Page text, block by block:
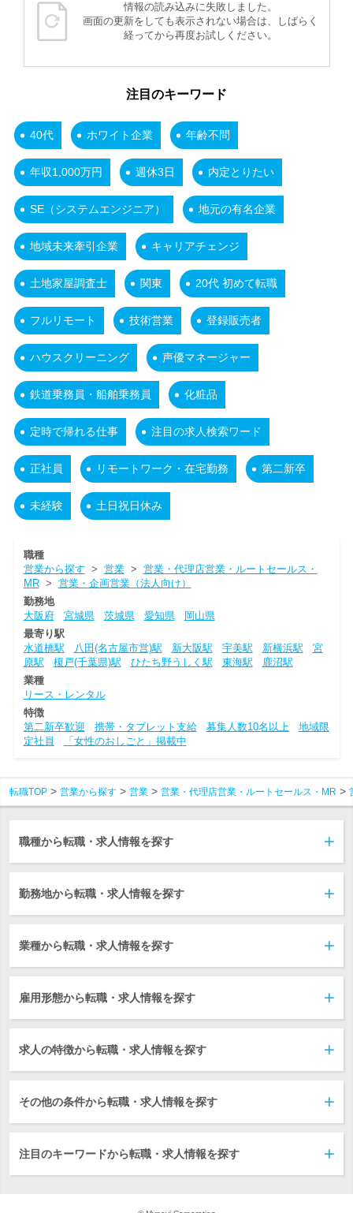
情報の読み込みに失敗しました。
画面の更新をしても表示されない場合は、しばらく
経ってから再度お試しください。
注目のキーワード
40代 ホワイト企業 年齢不問
年収1,000万円 週休3日 内定とりたい
SE（システムエンジニア） 地元の有名企業
地域未来牽引企業 キャリアチェンジ
土地家屋調査士 関東 20代 初めて転職
フルリモート 技術営業 登録販売者
ハウスクリーニング 声優マネージャー
鉄道乗務員・船舶乗務員 化粧品
定時で帰れる仕事 注目の求人検索ワード
正社員 リモートワーク・在宅勤務 第二新卒
未経験 土日祝日休み
職種
営業から探す > 営業> 営業・代理店営業・ルートセールス・
MR> 営業・企画営業（法人向け）
勤務地
大阪府
宮城県 茨城県 愛知県
岡山県
最寄り駅
水道橋駅
八田(名古屋市営)駅 新大阪駅 宇美駅 新横浜駅
宮
原駅
榎戸(千葉県)駅 ひたち野うしく駅 東海駅
鹿沼駅
業種
リース・レンタル
特徴
第二新卒歓迎
携帯・タブレット支給 募集人数10名以上
地域限
定社員
「女性のおしごと」掲載中
転職TOP 営業から探す 営業 営業・代理店営業・ルートセールス・MR
職種から転職・求人情報を探す
勤務地から転職・求人情報を探す
業種から転職・求人情報を探す
雇用形態から転職・求人情報を探す
求人の特徴から転職・求人情報を探す
その他の条件から転職・求人情報を探す
注目のキーワードから転職・求人情報を探す